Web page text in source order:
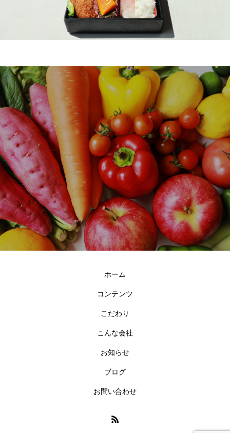
ホーム
コンテンツ
こだわり
こんな会社
お知らせ
ブログ
お問い合わせ